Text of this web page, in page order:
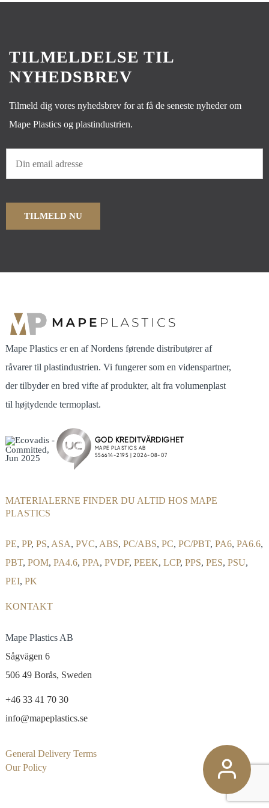
TILMELDELSE TIL
NYHEDSBREV
Tilmeld dig vores nyhedsbrev for at få de seneste nyheder om
Mape Plastics og plastindustrien.
Mape Plastics er en af Nordens førende distributører af
råvarer til plastindustrien. Vi fungerer som en videnspartner,
der tilbyder en bred vifte af produkter, alt fra volumenplast
til højtydende termoplast.
MATERIALERNE FINDER DU ALTID HOS MAPE
PLASTICS
PE,PP,PS, ASA,PVC, ABS,PC/ABS,PC,PC/PBT,PA6,PA6.6,
PBT,POM,PA4.6,PPA,PVDF,PEEK,LCP,PPS,PES,PSU,
PEI,PK
KONTAKT
Mape Plastics AB
Sågvägen 6
506 49 Borås, Sweden
+46 33 41 70 30
info@mapeplastics.se
General Delivery Terms
Our Policy